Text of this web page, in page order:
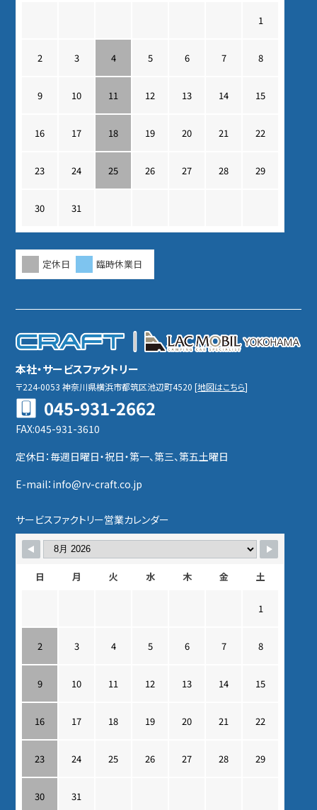
1
2 3 4 5 6 7 8
9 10 11 12 13 14 15
16 17 18 19 20 21 22
23 24 25 26 27 28 29
30 31
定休日 臨時休業日
本社・サービスファクトリー
〒224-0053神奈川県横浜市都筑区池辺町4520[地図はこちら]
045-931-2662
FAX:045-931-3610
定休日：毎週日曜日・祝日・第一、第三、第五土曜日
E-mail：info@rv-craft.co.jp
サービスファクトリー営業カレンダー
日 月 火 水 木 金 土
1
2 3 4 5 6 7 8
9 10 11 12 13 14 15
16 17 18 19 20 21 22
23 24 25 26 27 28 29
30 31